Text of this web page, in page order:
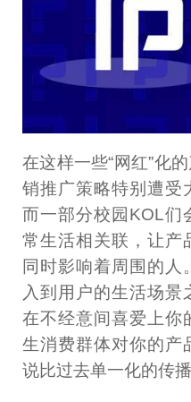
在这样一些“网红”化
销推广策略特别遭受
而一部分校园KOL们
常生活相关联，让产
同时影响着周围的人
入到用户的生活场景
在不经意间喜爱上你
生消费群体对你的产
说比过去单一化的传